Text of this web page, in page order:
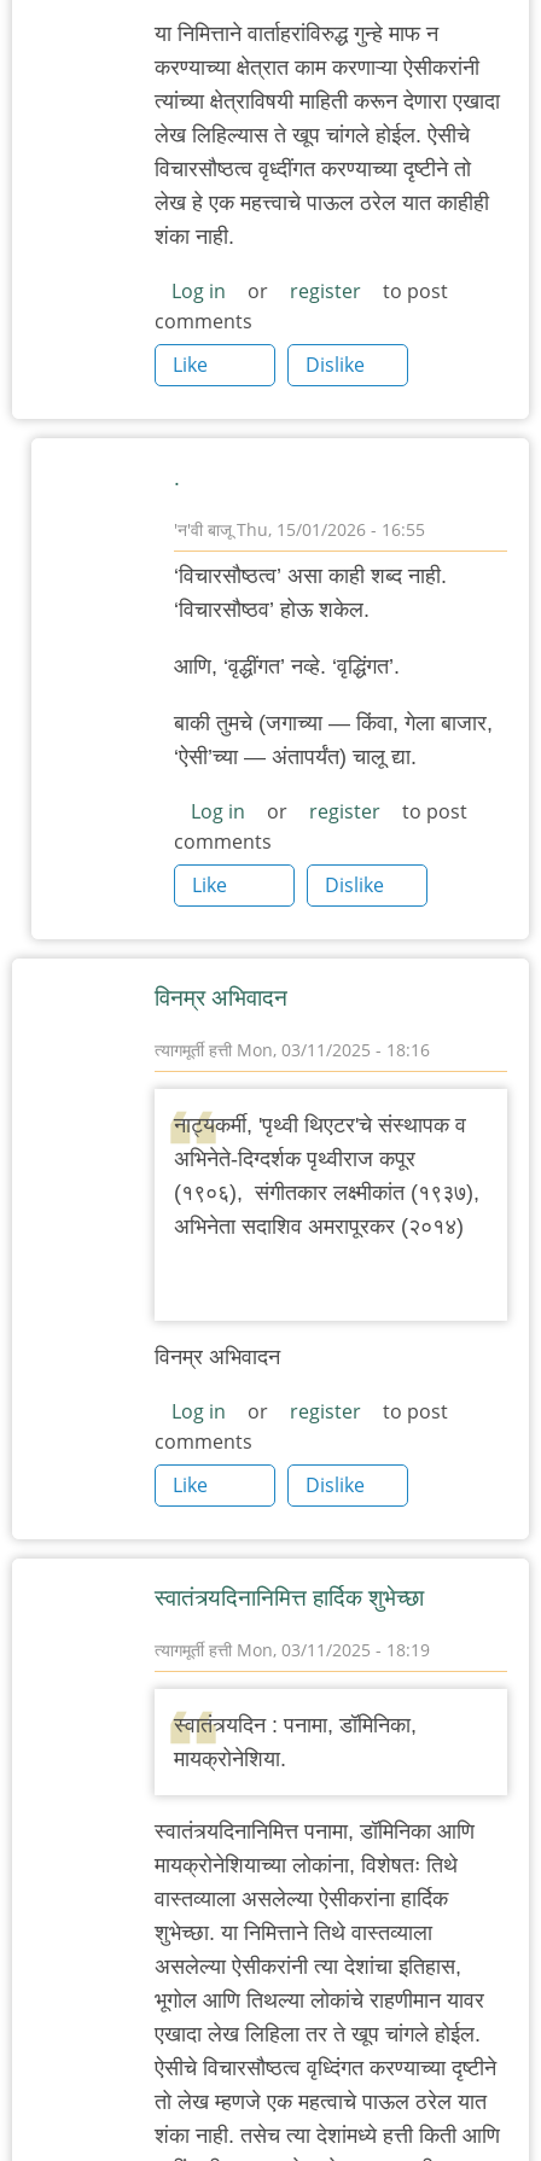
या निमित्ताने वार्ताहरांविरुद्ध गुन्हे माफ न
करण्याच्या क्षेत्रात काम करणाऱ्या ऐसीकरांनी
त्यांच्या क्षेत्राविषयी माहिती करून देणारा एखादा
लेख लिहिल्यास ते खूप चांगले होईल. ऐसीचे
विचारसौष्ठत्व वृध्दींगत करण्याच्या दृष्टीने तो
लेख हे एक महत्त्वाचे पाऊल ठरेल यात काहीही
शंका नाही.
Log in or register
to post
comments
Like
Dislike
.
'न'वी बाजूThu, 15/01/2026 - 16:55
In
reply
वार्ताहरांविरुद्ध
माफ
न
दिवस
by
त्यागमूर्ती
‘विचारसौष्ठत्व’ असा काही शब्द नाही.
‘विचारसौष्ठव’ होऊ शकेल.
आणि, ‘वृद्धींगत’ नव्हे. ‘वृद्धिंगत’.
बाकी तुमचे (जगाच्या — किंवा, गेला बाजार,
‘ऐसी’च्या — अंतापर्यंत) चालू द्या.
Log in or register
to post
comments
Like
Dislike
विनम्र अभिवादन
त्यागमूर्ती हत्ती Mon, 03/11/2025 - 18:16
नाट्यकर्मी, 'पृथ्वी थिएटर'चे संस्थापक व
अभिनेते-दिग्दर्शक पृथ्वीराज कपूर
(१९०६), संगीतकार लक्ष्मीकांत (१९३७),
अभिनेता सदाशिव अमरापूरकर (२०१४)
विनम्र अभिवादन
Log in or register
to post
comments
Like
Dislike
स्वातंत्र्यदिनानिमित्त हार्दिक शुभेच्छा
त्यागमूर्ती हत्ती Mon, 03/11/2025 - 18:19
स्वातंत्र्यदिन : पनामा, डॉमिनिका,
मायक्रोनेशिया.
स्वातंत्र्यदिनानिमित्त पनामा, डॉमिनिका आणि
मायक्रोनेशियाच्या लोकांना, विशेषतः तिथे
वास्तव्याला असलेल्या ऐसीकरांना हार्दिक
शुभेच्छा. या निमित्ताने तिथे वास्तव्याला
असलेल्या ऐसीकरांनी त्या देशांचा इतिहास,
भूगोल आणि तिथल्या लोकांचे राहणीमान यावर
एखादा लेख लिहिला तर ते खूप चांगले होईल.
ऐसीचे विचारसौष्ठत्व वृध्दिंगत करण्याच्या दृष्टीने
तो लेख म्हणजे एक महत्वाचे पाऊल ठरेल यात
शंका नाही. तसेच त्या देशांमध्ये हत्ती किती आणि